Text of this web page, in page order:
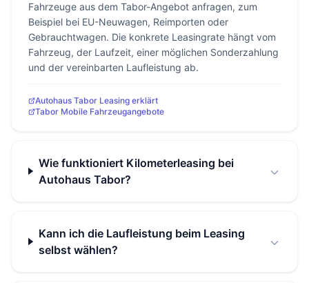
Fahrzeuge aus dem Tabor-Angebot anfragen, zum
Beispiel bei EU-Neuwagen, Reimporten oder
Gebrauchtwagen. Die konkrete Leasingrate hängt vom
Fahrzeug, der Laufzeit, einer möglichen Sonderzahlung
und der vereinbarten Laufleistung ab.
Autohaus Tabor Leasing erklärt
Tabor Mobile Fahrzeugangebote
Wie funktioniert Kilometerleasing bei
Autohaus Tabor?
Kann ich die Laufleistung beim Leasing
selbst wählen?